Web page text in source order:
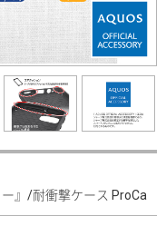
』/耐衝撃ケース ProCa